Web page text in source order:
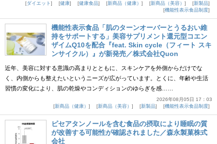
ダイエット
健康 健康食品 新商品（健康） 新商品（美容）
新製品
機能性表示食品制度
機能性表示食品「肌のターンオーバーとうるおい維
持をサポートする」美容サプリメント還元型コエン
ザイムQ10を配合『feat. Skin cycle（フィート スキ
ンサイクル）』が新発売／株式会社Quon
近年、美容に対する意識の高まりとともに、スキンケアを外側からだけでな
く、内側からも整えたいというニーズが広がっています。とくに、年齢や生活
習慣の変化により、肌の乾燥やコンディションのゆらぎを感……
2026年08月05日 17：03
新商品（健康）
新商品（美容） 新製品 機能性表示食品制度
ピセアタンノールを含む食品の摂取により睡眠の質
が改善する可能性が確認されました／森永製菓株式
会社